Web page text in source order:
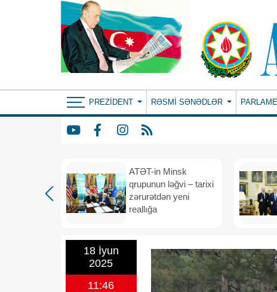
PREZIDENT RƏSMI SƏNƏDLƏR
ATƏT-in Minsk
qrupunun ləğvi – tarixi
zərurətdən yeni
reallığa
18 İyun
2025
11:46